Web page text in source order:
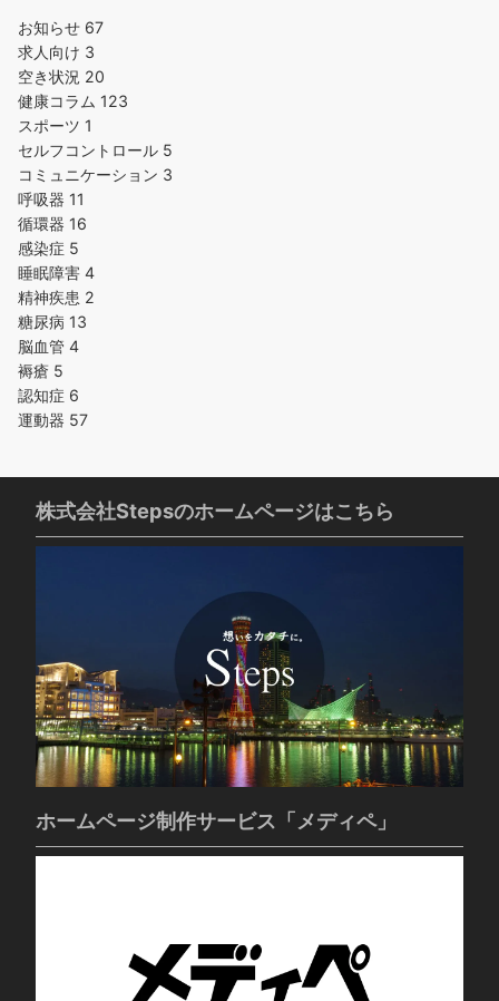
お知らせ 67
求人向け 3
空き状況 20
健康コラム 123
スポーツ 1
セルフコントロール 5
コミュニケーション 3
呼吸器 11
循環器 16
感染症 5
睡眠障害 4
精神疾患 2
糖尿病 13
脳血管 4
褥瘡 5
認知症 6
運動器 57
株式会社Stepsのホームページはこちら
ホームページ制作サービス「メディペ」